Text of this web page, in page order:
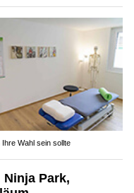
Ihre Wahl sein sollte
Park,